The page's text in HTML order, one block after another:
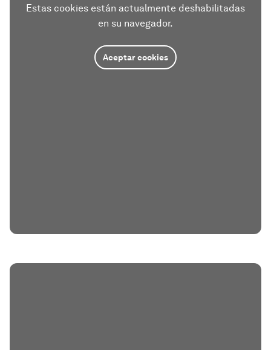
Estas cookies están actualmente deshabilitadas
en su navegador.
Aceptar cookies